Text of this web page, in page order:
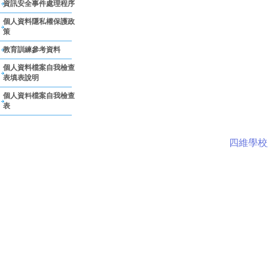
資訊安全事件處理程序
個人資料隱私權保護政
策
教育訓練參考資料
個人資料檔案自我檢查
表填表說明
個人資料檔案自我檢查
表
四維學